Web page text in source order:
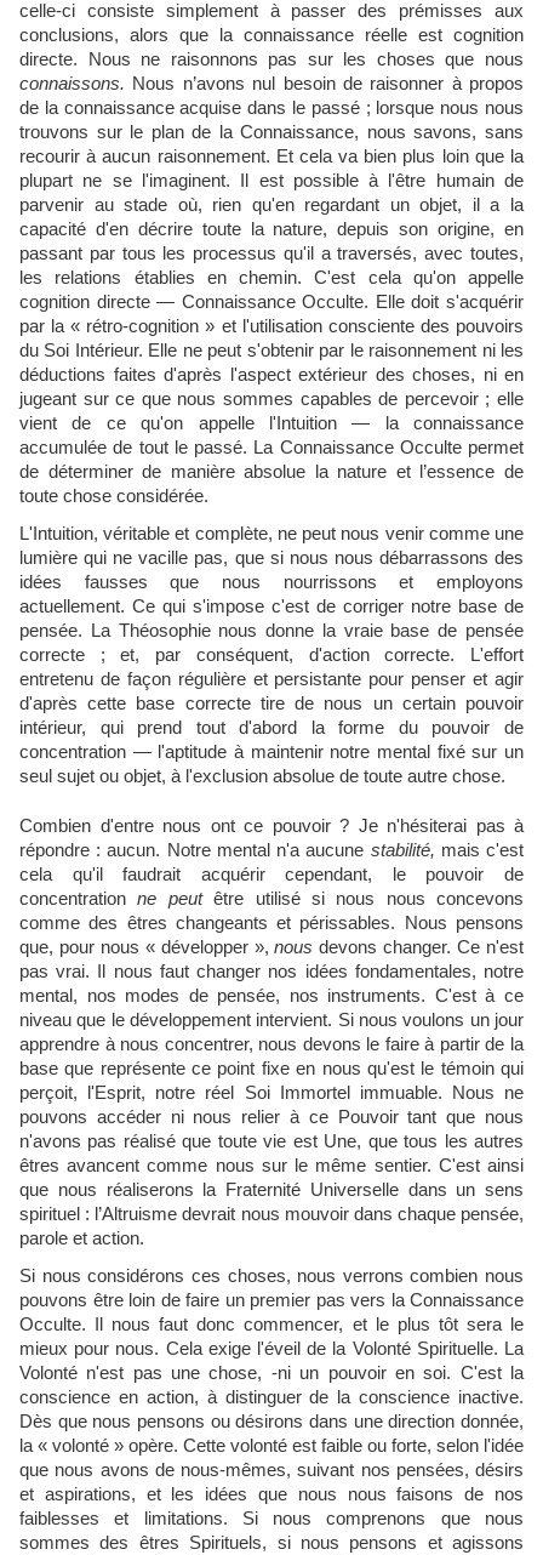
celle-ci consiste simplement à passer des prémisses aux
conclusions, alors que la connaissance réelle est cognition
directe. Nous ne raisonnons pas sur les choses que nous
connaissons. Nous n’avons nul besoin de raisonner à propos
de la connaissance acquise dans le passé ; lorsque nous nous
trouvons sur le plan de la Connaissance, nous savons, sans
recourir à aucun raisonnement. Et cela va bien plus loin que la
plupart ne se l'imaginent. Il est possible à l'être humain de
parvenir au stade où, rien qu'en regardant un objet, il a la
capacité d'en décrire toute la nature, depuis son origine, en
passant par tous les processus qu'il a traversés, avec toutes,
les relations établies en chemin. C'est cela qu'on appelle
cognition directe — Connaissance Occulte. Elle doit s'acquérir
par la « rétro-cognition » et l'utilisation consciente des pouvoirs
du Soi Intérieur. Elle ne peut s'obtenir par le raisonnement ni les
déductions faites d'après l'aspect extérieur des choses, ni en
jugeant sur ce que nous sommes capables de percevoir ; elle
vient de ce qu'on appelle l'Intuition — la connaissance
accumulée de tout le passé. La Connaissance Occulte permet
de déterminer de manière absolue la nature et l’essence de
toute chose considérée.
L'Intuition, véritable et complète, ne peut nous venir comme une
lumière qui ne vacille pas, que si nous nous débarrassons des
idées fausses que nous nourrissons et employons
actuellement. Ce qui s'impose c'est de corriger notre base de
pensée. La Théosophie nous donne la vraie base de pensée
correcte ; et, par conséquent, d'action correcte. L'effort
entretenu de façon régulière et persistante pour penser et agir
d'après cette base correcte tire de nous un certain pouvoir
intérieur, qui prend tout d'abord la forme du pouvoir de
concentration — l'aptitude à maintenir notre mental fixé sur un
seul sujet ou objet, à l'exclusion absolue de toute autre chose.
Combien d'entre nous ont ce pouvoir ? Je n'hésiterai pas à
répondre : aucun. Notre mental n'a aucune stabilité, mais c'est
cela qu'il faudrait acquérir cependant, le pouvoir de
concentrationne peutêtre utilisé si nous nous concevons
comme des êtres changeants et périssables. Nous pensons
que, pour nous « développer »,nousdevons changer. Ce n'est
pas vrai. Il nous faut changer nos idées fondamentales, notre
mental, nos modes de pensée, nos instruments. C'est à ce
niveau que le développement intervient. Si nous voulons un jour
apprendre à nous concentrer, nous devons le faire à partir de la
base que représente ce point fixe en nous qu'est le témoin qui
perçoit, l'Esprit, notre réel Soi Immortel immuable. Nous ne
pouvons accéder ni nous relier à ce Pouvoir tant que nous
n'avons pas réalisé que toute vie est Une, que tous les autres
êtres avancent comme nous sur le même sentier. C'est ainsi
que nous réaliserons la Fraternité Universelle dans un sens
spirituel : l’Altruisme devrait nous mouvoir dans chaque pensée,
parole et action.
Si nous considérons ces choses, nous verrons combien nous
pouvons être loin de faire un premier pas vers la Connaissance
Occulte. Il nous faut donc commencer, et le plus tôt sera le
mieux pour nous. Cela exige l'éveil de la Volonté Spirituelle. La
Volonté n'est pas une chose, -ni un pouvoir en soi. C'est la
conscience en action, à distinguer de la conscience inactive.
Dès que nous pensons ou désirons dans une direction donnée,
la « volonté » opère. Cette volonté est faible ou forte, selon l'idée
que nous avons de nous-mêmes, suivant nos pensées, désirs
et aspirations, et les idées que nous nous faisons de nos
faiblesses et limitations. Si nous comprenons que nous
sommes des êtres Spirituels, si nous pensons et agissons